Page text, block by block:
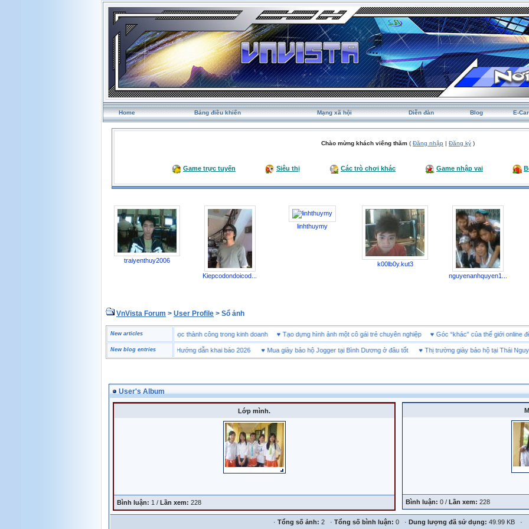
Home Bảng điều khiển Mạng xã hội Diễn đàn Blog E-
Chào mừng khách viếng thăm ( Đăng nhập | Đăng ký )
Game trực tuyến Siêu thị Các trò chơi khác Game nhập vai
traiyenthuy2006
Kiepcodondoicod...
linhthuymy
k00lb0y.kut3
nguyenanhquyen1...
VnVista Forum > User Profile > Sổ ảnh
New articles
Một số câu hỏi phỏng vấn “đặc biệt” của Microsoft 4 bài học thành công trong kinh doanh♥Tạo dựng hình ảnh một cô gái trẻ chuyên nghiệp♥Góc “khác” của thế giới
New blog entries
Tờ khai hải quan là gì? Hướng dẫn khai báo 2026♥ Mua giày bảo hộ Jogger tại Bình Dương ở đâu tốt♥ Thị trường giày bảo hộ tại Thái Nguyên
User's Album
Lớp mình.
Bình luận: 1 / Lần xem: 228 Bình luận: 0 / Lần xem: 228
· Tổng số ảnh: 2 · Tổng số bình luận: 0 · Dung lượng đã sử dụng: 49.99 KB ·